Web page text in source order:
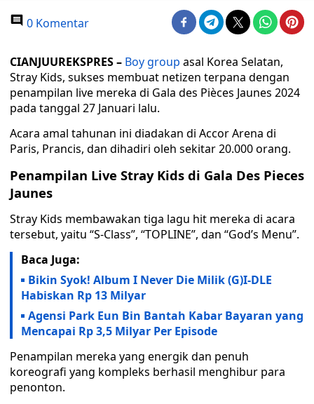
0 Komentar
CIANJUUREKSPRES – Boy group asal Korea Selatan,
Stray Kids, sukses membuat netizen terpana dengan
penampilan live mereka di Gala des Pièces Jaunes 2024
pada tanggal 27 Januari lalu.
Acara amal tahunan ini diadakan di Accor Arena di
Paris, Prancis, dan dihadiri oleh sekitar 20.000 orang.
Penampilan Live Stray Kids di Gala Des Pieces
Jaunes
Stray Kids membawakan tiga lagu hit mereka di acara
tersebut, yaitu “S-Class”, “TOPLINE”, dan “God’s Menu”.
Baca Juga:
Bikin Syok! Album I Never Die Milik (G)I-DLE
Habiskan Rp 13 Milyar
Agensi Park Eun Bin Bantah Kabar Bayaran yang
Mencapai Rp 3,5 Milyar Per Episode
Penampilan mereka yang energik dan penuh
koreografi yang kompleks berhasil menghibur para
penonton.